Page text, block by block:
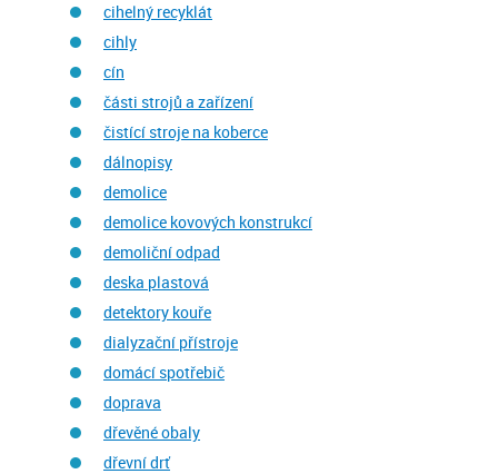
cihelný recyklát
cihly
cín
části strojů a zařízení
čistící stroje na koberce
dálnopisy
demolice
demolice kovových konstrukcí
demoliční odpad
deska plastová
detektory kouře
dialyzační přístroje
domácí spotřebič
doprava
dřevěné obaly
dřevní drť